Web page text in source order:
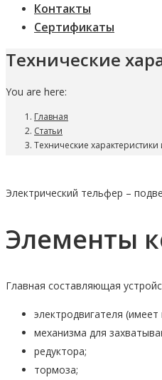
Контакты
Сертификаты
Технические
You are here:
Главная
Статьи
Технические
Электрический тельфер –
Элементы
Главная составляющая
электродвигателя
механизма для
редуктора;
тормоза;